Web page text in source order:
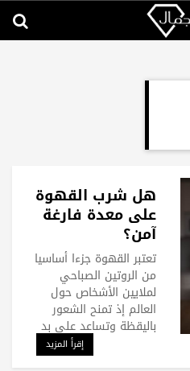
هل شرب القهوة
على معدة فارغة
آمن؟
تعتبر القهوة جزءا أساسيا
من الروتين الصباحي
لملايين الأشخاص حول
العالم إذ تمنح الشعور
باليقظة وتساعد على بد
إقرأ المزيد